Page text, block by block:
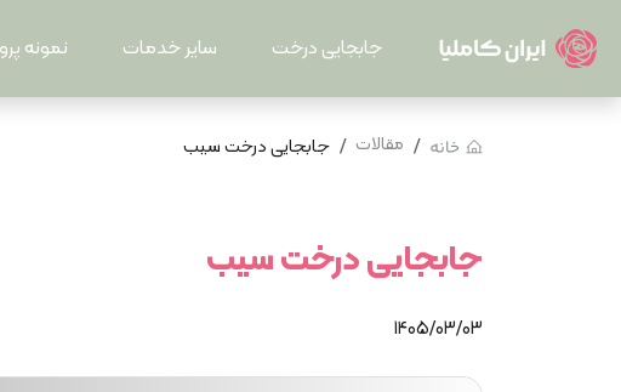
جابجایی درخت سایر خدمات نمونه
مقالات جابجایی درخت سیب
جابجایی درخت سیب
1405/03/03